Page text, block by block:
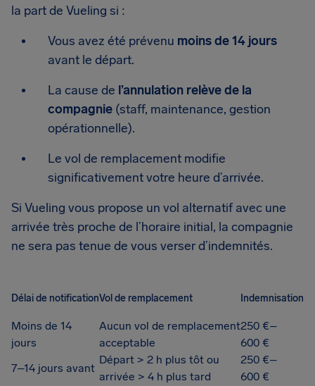
la part de Vueling si :
Vous avez été prévenu moins de 14 jours
avant le départ.
La cause de l’annulation relève de la
compagnie (staff, maintenance, gestion
opérationnelle).
Le vol de remplacement modifie
significativement votre heure d’arrivée.
Si Vueling vous propose un vol alternatif avec une
arrivée très proche de l’horaire initial, la compagnie
ne sera pas tenue de vous verser d’indemnités.
Délai de notificationVol de remplacement Indemnisation
Moins de 14
jours
Aucun vol de remplacement
acceptable
250 €–
600 €
7–14 jours avant
Départ > 2 h plus tôt ou
arrivée > 4 h plus tard
250 €–
600 €